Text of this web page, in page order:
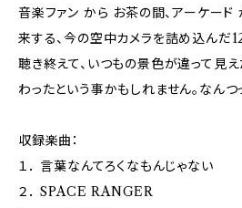
音楽ファン から お茶の間、アーケー
来する、今の空中カメラを詰め込んだ
聴き終えて、いつもの景色が違って見
わったという事かもしれません。なんつ
収録楽曲：
１． 言葉なんてろくなもんじゃない
２． SPACE RANGER